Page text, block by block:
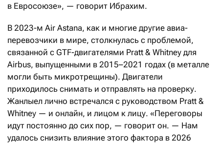
в Евросоюзе», — говорит Ибрахим.
В 2023-м Air Astana, как и многие другие авиа­
перевозчики в мире, столкнулась с проблемой,
связанной с GTF-двигателями Pratt & Whitney для
Airbus, выпущенными в 2015–2021 годах (в металле
могли быть микротрещины). Двигатели
приходилось снимать и отправлять на проверку.
Жанлыел лично встречался с руководством Pratt &
Whitney — и онлайн, и лицом к лицу. «Переговоры
идут постоянно до сих пор, — говорит он. — Нам
удалось снизить влияние этого фактора в 2026